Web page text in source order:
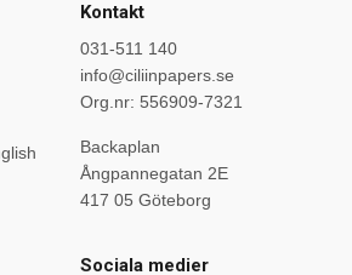
Kontakt
031-511 140
info@ciliinpapers.se
Org.nr: 556909-7321
Backaplan
Ångpannegatan 2E
417 05 Göteborg
Sociala medier